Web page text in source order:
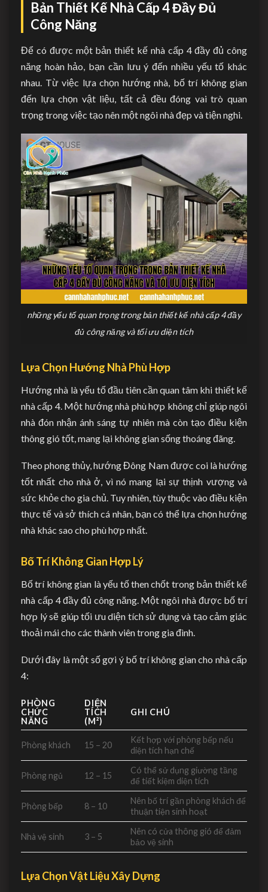
Bản Thiết Kế Nhà Cấp 4 Đầy Đủ
Công Năng
Để có được một bản thiết kế nhà cấp 4 đầy đủ công
năng hoàn hảo, bạn cần lưu ý đến nhiều yếu tố khác
nhau. Từ việc lựa chọn hướng nhà, bố trí không gian
đến lựa chọn vật liệu, tất cả đều đóng vai trò quan
trọng trong việc tạo nên một ngôi nhà đẹp và tiện nghi.
những yếu tố quan trọng trong bản thiết kế nhà cấp 4 đầy
đủ công năng và tối ưu diện tích
Lựa Chọn Hướng Nhà Phù Hợp
Hướng nhà là yếu tố đầu tiên cần quan tâm khi thiết kế
nhà cấp 4. Một hướng nhà phù hợp không chỉ giúp ngôi
nhà đón nhận ánh sáng tự nhiên mà còn tạo điều kiện
thông gió tốt, mang lại không gian sống thoáng đãng.
Theo phong thủy, hướng Đông Nam được coi là hướng
tốt nhất cho nhà ở, vì nó mang lại sự thịnh vượng và
sức khỏe cho gia chủ. Tuy nhiên, tùy thuộc vào điều kiện
thực tế và sở thích cá nhân, bạn có thể lựa chọn hướng
nhà khác sao cho phù hợp nhất.
Bố Trí Không Gian Hợp Lý
Bố trí không gian là yếu tố then chốt trong bản thiết kế
nhà cấp 4 đầy đủ công năng. Một ngôi nhà được bố trí
hợp lý sẽ giúp tối ưu diện tích sử dụng và tạo cảm giác
thoải mái cho các thành viên trong gia đình.
Dưới đây là một số gợi ý bố trí không gian cho nhà cấp
4:
PHÒNG
CHỨC
NĂNG
DIỆN
TÍCH
(M²)
GHI CHÚ
Phòng khách 15 – 20
Kết hợp với phòng bếp nếu
diện tích hạn chế
Phòng ngủ 12 – 15
Có thể sử dụng giường tầng
để tiết kiệm diện tích
Phòng bếp 8 – 10
Nên bố trí gần phòng khách để
thuận tiện sinh hoạt
Nhà vệ sinh 3 – 5
Nên có cửa thông gió để đảm
bảo vệ sinh
Lựa Chọn Vật Liệu Xây Dựng